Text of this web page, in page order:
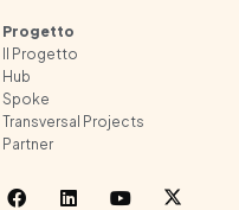
Progetto
Il Progetto
Hub
Spoke
Transversal Projects
Partner